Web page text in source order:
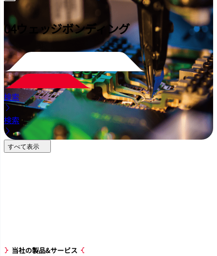
04ウェッジボンディング
検索
検索
すべて表示
当社の製品&サービス